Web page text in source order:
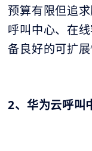
预算有限但追
呼叫中心、在
备良好的可扩展
2、华为云呼叫